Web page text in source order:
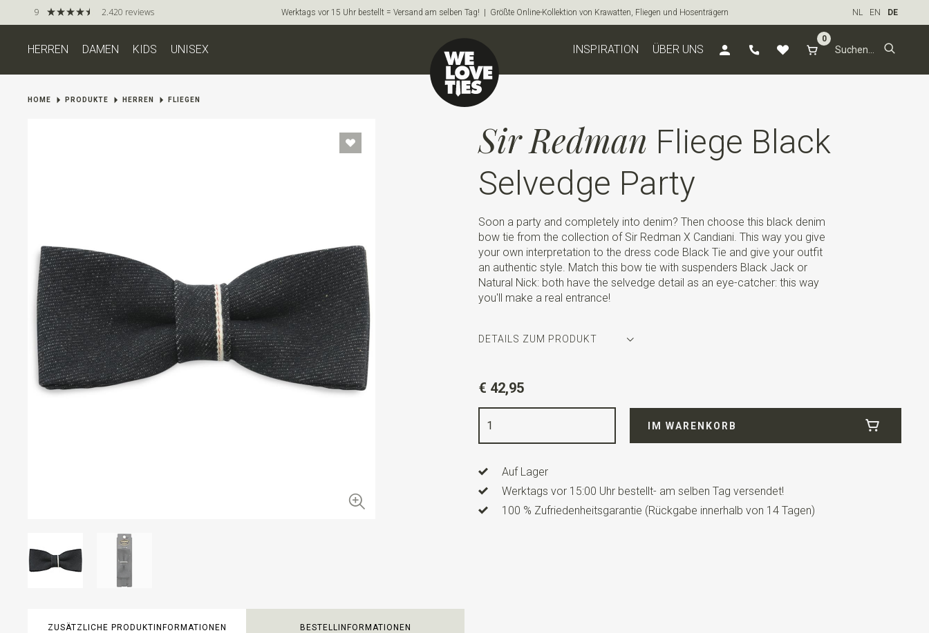
9 2.420 reviews Werktags vor 15 Uhr bestellt = Versand am selben Tag! | Größte Online-Kollektion von Krawatten, Fliegen und Hosenträgern NL EN DE
HERREN DAMEN KIDS UNISEX INSPIRATION ÜBER UNS
0
HOME PRODUKTE HERREN FLIEGEN
Sir Redman Fliege Black
Selvedge Party
Soon a party and completely into denim? Then choose this black denim
bow tie from the collection of Sir Redman X Candiani. This way you give
your own interpretation to the dress code Black Tie and give your outfit
an authentic style. Match this bow tie with suspenders Black Jack or
Natural Nick: both have the selvedge detail as an eye-catcher: this way
you'll make a real entrance!
DETAILS ZUM PRODUKT
Farbe
Qualität
Länge12 cm
dies ist ein vorgefertigtes Modell mit einem verstellbaren Bändchen.
€ 42,95
IM WARENKORB
Auf Lager
Werktags vor 15:00 Uhr bestellt- am selben Tag versendet!
100 % Zufriedenheitsgarantie (Rückgabe innerhalb von 14 Tagen)
ZUSÄTZLICHE PRODUKTINFORMATIONEN BESTELLINFORMATIONEN